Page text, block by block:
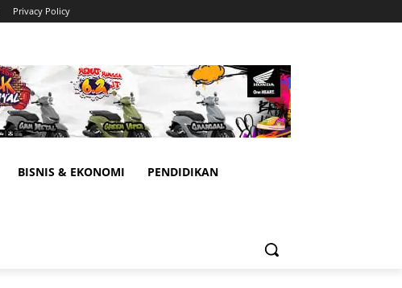
Privacy Policy
BISNIS & EKONOMI PENDIDIKAN